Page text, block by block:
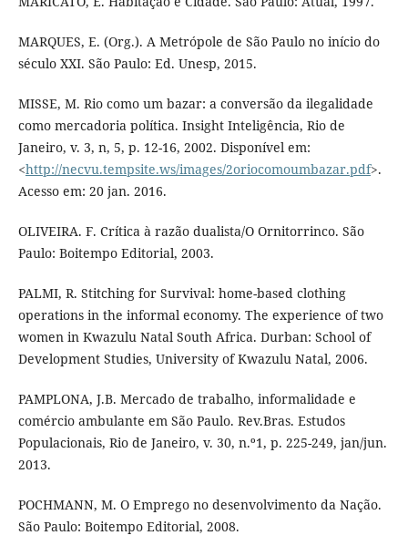
MARQUES, E. (Org.). A Metrópole de São Paulo no início do
século XXI. São Paulo: Ed. Unesp, 2015.
MISSE, M. Rio como um bazar: a conversão da ilegalidade
como mercadoria política. Insight Inteligência, Rio de
Janeiro, v. 3, n, 5, p. 12-16, 2002. Disponível em:
<http://necvu.tempsite.ws/images/2oriocomoumbazar.pdf>.
Acesso em: 20 jan. 2016.
OLIVEIRA. F. Crítica à razão dualista/O Ornitorrinco. São
Paulo: Boitempo Editorial, 2003.
PALMI, R. Stitching for Survival: home-based clothing
operations in the informal economy. The experience of two
women in Kwazulu Natal South Africa. Durban: School of
Development Studies, University of Kwazulu Natal, 2006.
PAMPLONA, J.B. Mercado de trabalho, informalidade e
comércio ambulante em São Paulo. Rev.Bras. Estudos
Populacionais, Rio de Janeiro, v. 30, n.º1, p. 225-249, jan/jun.
2013.
POCHMANN, M. O Emprego no desenvolvimento da Nação.
São Paulo: Boitempo Editorial, 2008.